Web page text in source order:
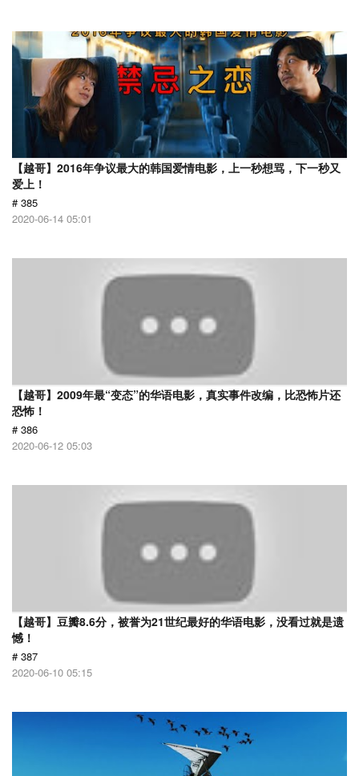
【越哥】2016年争议最大的韩国爱情电影，上一秒想骂，下一秒又
爱上！
# 385
2020-06-14 05:01
【越哥】2009年最“变态”的华语电影，真实事件改编，比恐怖片还
恐怖！
# 386
2020-06-12 05:03
【越哥】豆瓣8.6分，被誉为21世纪最好的华语电影，没看过就是遗
憾！
# 387
2020-06-10 05:15